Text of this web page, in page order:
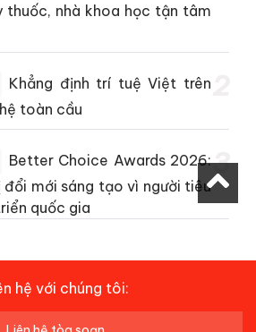
thuốc, nhà khoa học tận tâm
Khẳng định trí tuệ Việt trên
toàn cầu
Better Choice Awards 2026:
mới sáng tạo vì người tiêu
quốc gia
3
hệ với chúng tôi: